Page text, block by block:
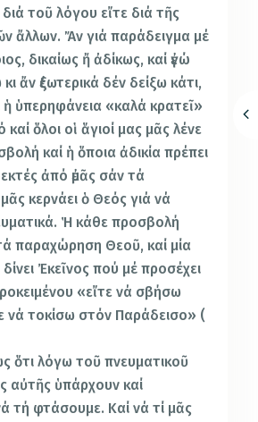
διά τοῦ λόγου εἴτε διά τῆς
ἄλλων. Ἄν γιά παράδειγμα μέ
δικαίως ἤ ἀδίκως, καί ἐγώ
ἄν ἐξωτερικά δέν δείξω κάτι,
ἡ ὑπερηφάνεια «καλά κρατεῖ»
καί ὅλοι οἱ ἅγιοί μας μᾶς λένε
καί ἡ ὅποια ἀδικία πρέπει
ἀπό ἐμᾶς σάν τά
κερνάει ὁ Θεός γιά νά
Ἡ κάθε προσβολή
παραχώρηση Θεοῦ, καί μία
Ἐκεῖνος πού μέ προσέχει
«εἴτε νά σβήσω
νά τοκίσω στόν Παράδεισο» (
ὅτι λόγω τοῦ πνευματικοῦ
αὐτῆς ὑπάρχουν καί
τή φτάσουμε. Καί νά τί μᾶς